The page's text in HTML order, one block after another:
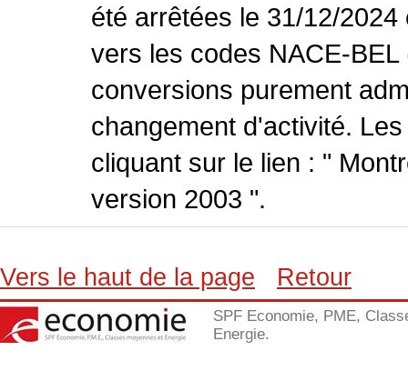
été arrêtées le 31/12/
vers les codes NACE-
conversions purement
changement d'activité.
cliquant sur le lien : "
version 2003 ".
Vers le haut de la page Retour
SPF Economie, PME,
Energie.